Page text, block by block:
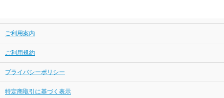
ご利用案内
ご利用規約
プライバシーポリシー
特定商取引に基づく表示